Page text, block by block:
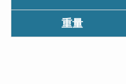
重量